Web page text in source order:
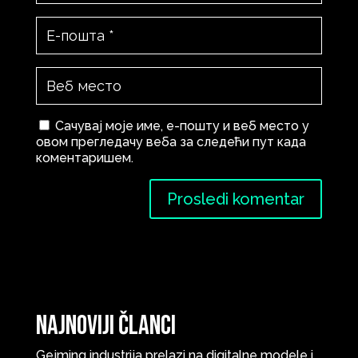
Сачувај моје име, е-пошту и веб место у
овом прегледачу веба за следећи пут када
коментаришем.
Najnoviji članci